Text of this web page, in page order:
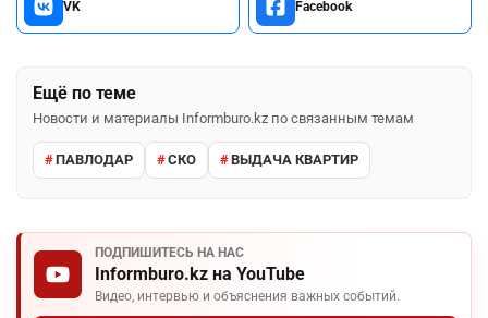
VK Facebook
Ещё по теме
Новости и материалы Informburo.kz по связанным темам
ПАВЛОДАР СКО ВЫДАЧА КВАРТИР
ПОДПИШИТЕСЬ НА НАС
Informburo.kz на YouTube
Видео, интервью и объяснения важных событий.